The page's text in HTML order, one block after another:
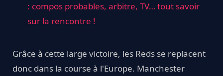
: compos probables, arbitre, TV… tout savoir
sur la rencontre !
Grâce à cette large victoire, les Reds se replacent
donc dans la course à l'Europe. Manchester